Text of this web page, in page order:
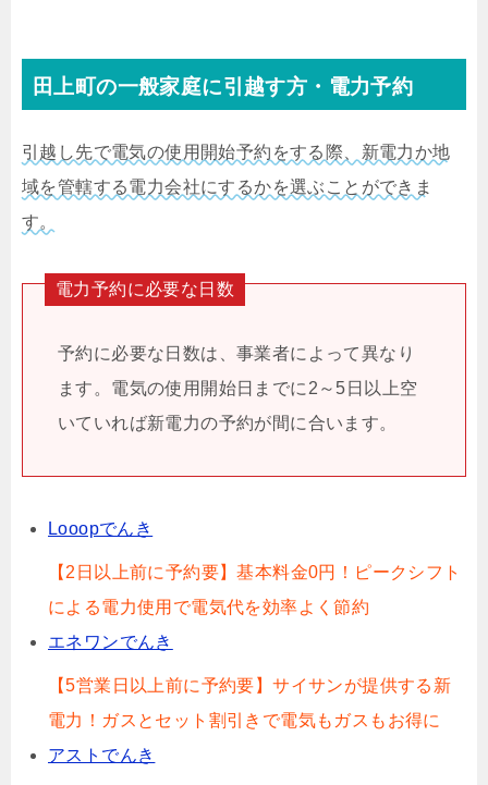
田上町の一般家庭に引越す方・電力予約
引越し先で電気の使用開始予約をする際、新電力か地
域を管轄する電力会社にするかを選ぶことができま
す。
電力予約に必要な日数
予約に必要な日数は、事業者によって異なり
ます。電気の使用開始日までに2～5日以上空
いていれば新電力の予約が間に合います。
Looopでんき
【2日以上前に予約要】基本料金0円！ピークシフト
による電力使用で電気代を効率よく節約
エネワンでんき
【5営業日以上前に予約要】サイサンが提供する新
電力！ガスとセット割引きで電気もガスもお得に
アストでんき